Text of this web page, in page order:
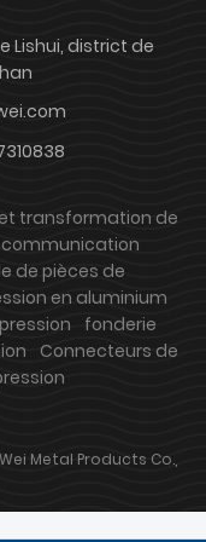
personnalisées.
Lishui, district de
transformation de
de pièces de
en aluminium
fonderie
Connecteurs de
Metal Products Co.,